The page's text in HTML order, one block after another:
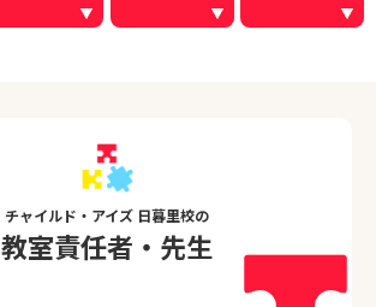
チャイルド・アイズ 日暮里校の
教室責任者・先生